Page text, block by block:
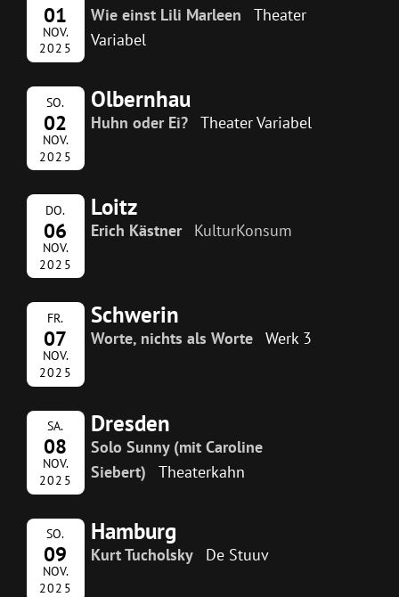
01
NOV.
2025
Wie einst Lili Marleen
Theater
Variabel
SO.
02
NOV.
2025
Olbernhau
Huhn oder Ei? Theater Variabel
DO.
06
NOV.
2025
Loitz
Erich Kästner KulturKonsum
FR.
07
NOV.
2025
Schwerin
Worte, nichts als Worte Werk 3
SA.
08
NOV.
2025
Dresden
Solo Sunny (mit Caroline
Siebert)
Theaterkahn
SO.
09
NOV.
2025
Hamburg
Kurt Tucholsky De Stuuv